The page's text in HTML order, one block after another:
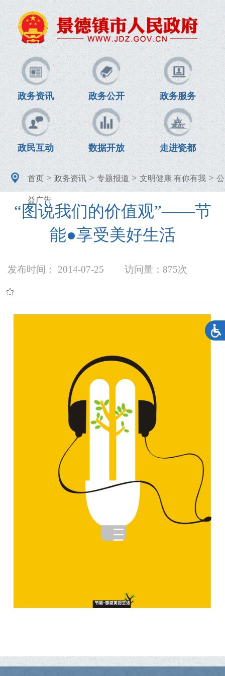
政务资讯 政务公开 政务服务
政民互动 数据开放 走进瓷都
首页>政务资讯>专题报道>文明健康 有你有我>公
益广告
“图说我们的价值观”——节
能●享受美好生活
发布时间： 2014-07-25 访问量： 875次